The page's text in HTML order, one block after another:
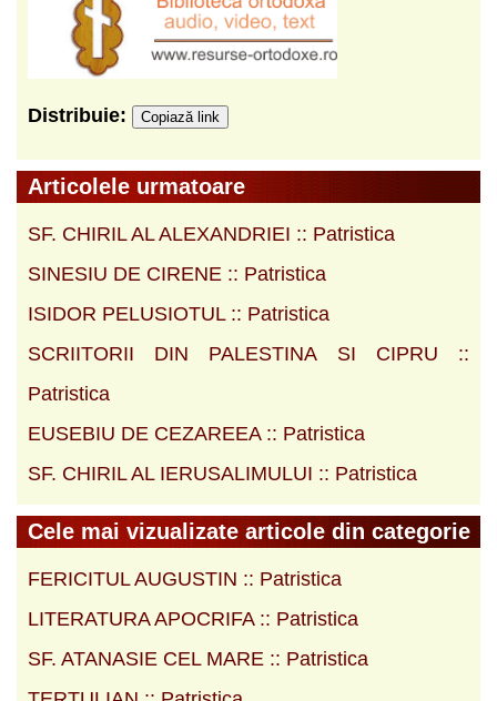
Distribuie: Copiază link
Articolele urmatoare
SF. CHIRIL AL ALEXANDRIEI :: Patristica
SINESIU DE CIRENE :: Patristica
ISIDOR PELUSIOTUL :: Patristica
SCRIITORII DIN PALESTINA SI CIPRU ::
Patristica
EUSEBIU DE CEZAREEA :: Patristica
SF. CHIRIL AL IERUSALIMULUI :: Patristica
Cele mai vizualizate articole din categorie
FERICITUL AUGUSTIN :: Patristica
LITERATURA APOCRIFA :: Patristica
SF. ATANASIE CEL MARE :: Patristica